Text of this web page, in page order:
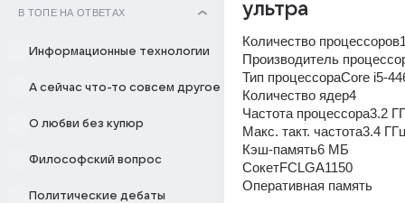
В ТОПЕ НА ОТВЕТАХ
Информационные технологии
А сейчас что-то совсем другое
О любви без купюр
Философский вопрос
Политические дебаты
ультра
Количество
Производитель
Тип процессораCore i5-
Количество ядер4
Частота процессора3.2
Макс. такт. частота3.4
Кэш-память6 МБ
СокетFCLGA1150
Оперативная память